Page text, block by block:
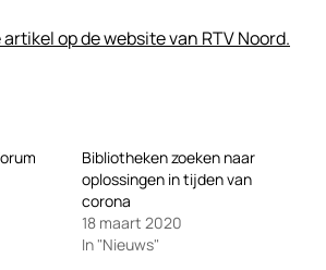
op de website van RTV Noord.
Bibliotheken zoeken naar
oplossingen in tijden van
corona
18 maart 2020
In "Nieuws"